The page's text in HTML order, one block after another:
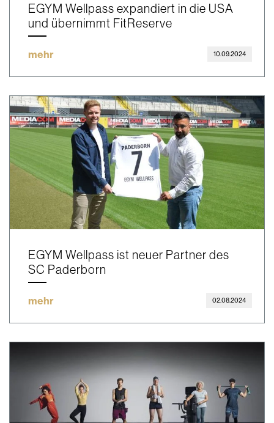
EGYM Wellpass expandiert in die USA
und übernimmt FitReserve
mehr 10.09.2024
EGYM Wellpass ist neuer Partner des
SC Paderborn
mehr 02.08.2024